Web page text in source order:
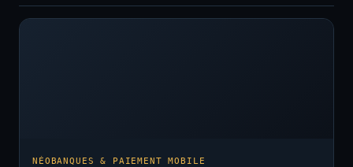
NÉOBANQUES & PAIEMENT MOBILE